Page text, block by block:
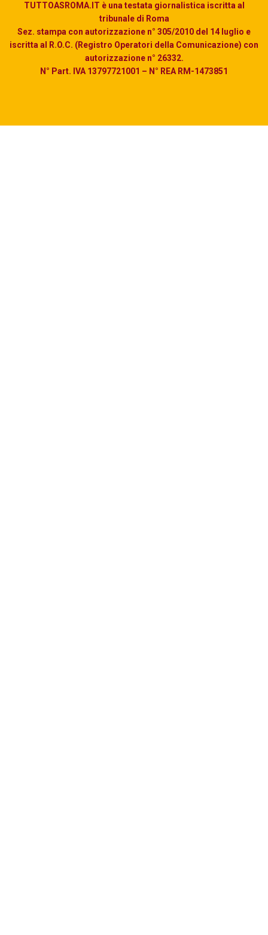
TUTTOASROMA.IT è una testata giornalistica iscritta al
tribunale di Roma
Sez. stampa con autorizzazione n° 305/2010 del 14 luglio e
iscritta al R.O.C. (Registro Operatori della Comunicazione) con
autorizzazione n° 26332.
N° Part. IVA 13797721001 – N° REA RM-1473851